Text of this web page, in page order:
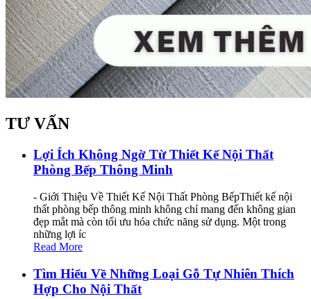
TƯ VẤN
Lợi Ích Không Ngờ Từ Thiết Kế Nội Thất
Phòng Bếp Thông Minh
- Giới Thiệu Về Thiết Kế Nội Thất Phòng BếpThiết kế nội
thất phòng bếp thông minh không chỉ mang đến không gian
đẹp mắt mà còn tối ưu hóa chức năng sử dụng. Một trong
những lợi íc
Read More
Tìm Hiểu Về Những Loại Gỗ Tự Nhiên Thích
Hợp Cho Nội Thất